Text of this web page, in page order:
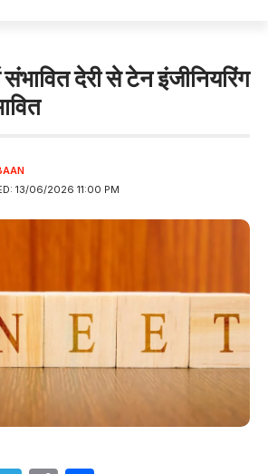
देरी से टेन इंजीनियरिंग
13/06/2026 11:00 PM